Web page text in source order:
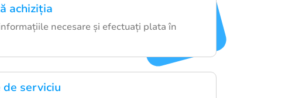
achiziția
necesare și efectuați plata în
serviciu